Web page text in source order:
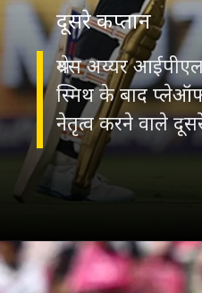
श्रेयस अय्यर
स्मिथ के बाद
नेतृत्व करने वाले
दूसरे कप्‍तान